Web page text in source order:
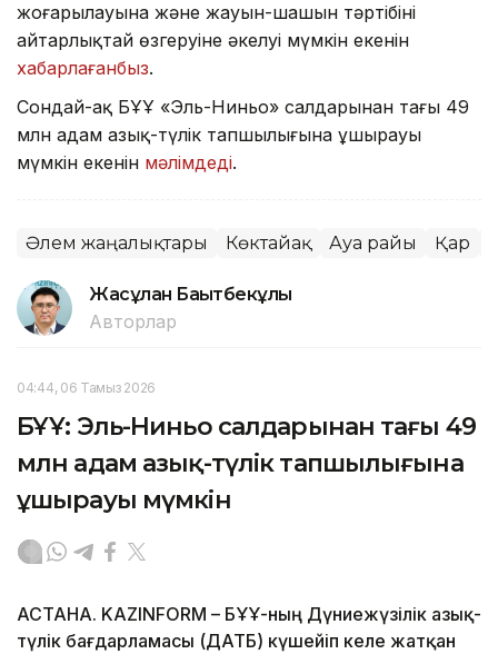
жоғарылауына және жауын-шашын тәртібінің
айтарлықтай өзгеруіне әкелуі мүмкін екенін
хабарлағанбыз.
Сондай-ақ БҰҰ «Эль-Ниньо» салдарынан тағы 49
млн адам азық-түлік тапшылығына ұшырауы
мүмкін екенін мәлімдеді.
Әлем жаңалықтары Көктайғақ Ауа райы Қар
Жасұлан Бақытбекұлы
Авторлар
04:44, 06 Тамыз 2026
БҰҰ: Эль-Ниньо салдарынан тағы 49
млн адам азық-түлік тапшылығына
ұшырауы мүмкін
АСТАНА. KAZINFORM – БҰҰ-ның Дүниежүзілік азық-
түлік бағдарламасы (ДАТБ) күшейіп келе жатқан